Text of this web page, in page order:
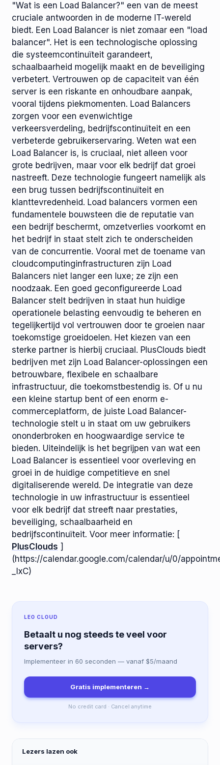
"Wat is een Load Balancer?" een van de meest
cruciale antwoorden in de moderne IT-wereld
biedt. Een Load Balancer is niet zomaar een "load
balancer". Het is een technologische oplossing
die systeemcontinuïteit garandeert,
schaalbaarheid mogelijk maakt en de beveiliging
verbetert. Vertrouwen op de capaciteit van één
server is een riskante en onhoudbare aanpak,
vooral tijdens piekmomenten. Load Balancers
zorgen voor een evenwichtige
verkeersverdeling, bedrijfscontinuïteit en een
verbeterde gebruikerservaring. Weten wat een
Load Balancer is, is cruciaal, niet alleen voor
grote bedrijven, maar voor elk bedrijf dat groei
nastreeft. Deze technologie fungeert namelijk als
een brug tussen bedrijfscontinuïteit en
klanttevredenheid. Load balancers vormen een
fundamentele bouwsteen die de reputatie van
een bedrijf beschermt, omzetverlies voorkomt en
het bedrijf in staat stelt zich te onderscheiden
van de concurrentie. Vooral met de toename van
cloudcomputinginfrastructuren zijn Load
Balancers niet langer een luxe; ze zijn een
noodzaak. Een goed geconfigureerde Load
Balancer stelt bedrijven in staat hun huidige
operationele belasting eenvoudig te beheren en
tegelijkertijd vol vertrouwen door te groeien naar
toekomstige groeidoelen. Het kiezen van een
sterke partner is hierbij cruciaal. PlusClouds biedt
bedrijven met zijn Load Balancer-oplossingen een
betrouwbare, flexibele en schaalbare
infrastructuur, die toekomstbestendig is. Of u nu
een kleine startup bent of een enorm e-
commerceplatform, de juiste Load Balancer-
technologie stelt u in staat om uw gebruikers
ononderbroken en hoogwaardige service te
bieden. Uiteindelijk is het begrijpen van wat een
Load Balancer is essentieel voor overleving en
groei in de huidige competitieve en snel
digitaliserende wereld. De integratie van deze
technologie in uw infrastructuur is essentieel
voor elk bedrijf dat streeft naar prestaties,
beveiliging, schaalbaarheid en
bedrijfscontinuïteit. Voor meer informatie: [
PlusClouds ]
(https://calendar.google.com/calendar/u/0/
_lxC)
LEO CLOUD
Betaalt u nog steeds te veel voor
servers?
Implementeer in 60 seconden — vanaf $5/maand
Gratis implementeren →
No credit card · Cancel anytime
Lezers lazen ook